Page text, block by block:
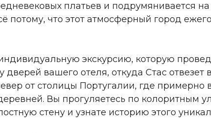
платьев и подрумянивается
потому, что этот атмосферный город
экскурсию, которую
дверей вашего отеля, откуда Стас
от столицы Португалии, где примерно
Вы прогуляетесь по колоритным
стену и узнате историю этого